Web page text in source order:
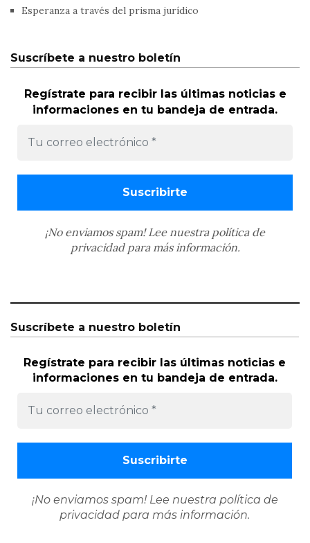
Esperanza a través del prisma jurídico
Suscríbete a nuestro boletín
Regístrate para recibir las últimas noticias e
informaciones en tu bandeja de entrada.
¡No enviamos spam! Lee nuestra política de
privacidadpara más información.
Suscríbete a nuestro boletín
Regístrate para recibir las últimas noticias e
informaciones en tu bandeja de entrada.
¡No enviamos spam! Lee nuestra política de
privacidad para más información.